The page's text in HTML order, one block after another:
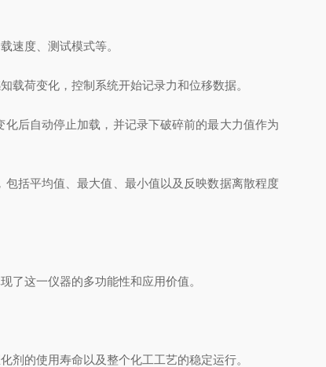
度、测试模式等。
荷变化，控制系统开始记录力和位移数据。
后自动停止加载，并记录下破碎前的最大力值作为
括平均值、最大值、最小值以及反映数据离散程度
这一仪器的多功能性和应用价值。
的使用寿命以及整个化工工艺的稳定运行。